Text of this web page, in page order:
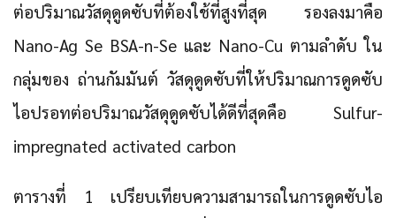
ต่อปริมาณวัสดุดูดซับที่ต้องใช้ที่สูงที่สุด รองลงมาคือ
Nano-Ag Se BSA-n-Se และ Nano-Cu ตามลำดับ ใน
กลุ่มของ ถ่านกัมมันต์ วัสดุดูดซับที่ให้ปริมาณการดูดซับ
ไอปรอทต่อปริมาณวัสดุดูดซับได้ดีที่สุดคือ Sulfur-
impregnated activated carbon
ตารางที่ 1 เปรียบเทียบความสามารถในการดูดซับไอ